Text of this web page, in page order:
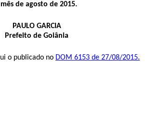
mês de agosto de 2015.
PAULO GARCIA
Prefeito de Goiânia
o publicado no DOM 6153 de 27/08/2015.